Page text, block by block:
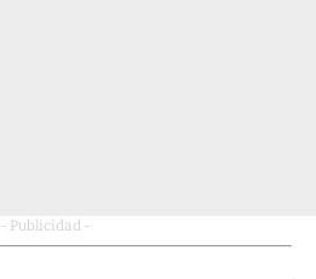
- Publicidad -